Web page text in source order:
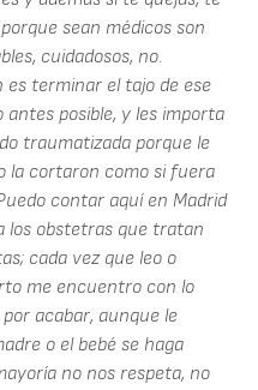
sean médicos son
cuidadosos, no.
terminar el tajo de ese
antes posible, y les importa
traumatizada porque le
la cortaron como si fuera
contar aquí en Madrid
los obstetras que tratan
cada vez que leo o
me encuentro con lo
acabar, aunque le
o el bebé se haga
no nos respeta, no